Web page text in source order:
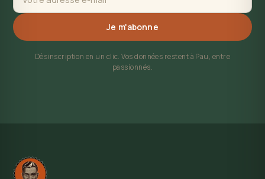
Je m'abonne
Désinscription en un clic. Vos données restent à Pau, entre
passionnés.